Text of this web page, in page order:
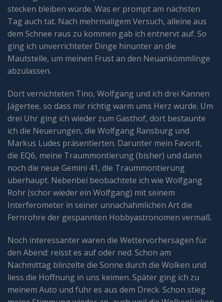
stecken bleiben würde. Was er prompt am nächsten
Tag auch tat. Nach mehrmaligem Versuch, alleine aus
dem Schnee raus zu kommen gab ich entnervt auf. So
ging ich unverrichteter Dinge hinunter an die
Mautstelle, um meinen Frust an den Neuankömmlinge
abzulassen.
Dort vernichteten Tino, Wolfgang und ich drei Kannen
Jägertee, so dass mir richtig warm ums Herz wurde. Um
drei Uhr ging ich wieder zum Gasthof, dort bestaunte
ich die Neuerungen, die Wolfgang Ransburg und
Markus Ludes präsentierten. Darunter mein Favorit,
die EQ6, meine Traummontierung (bisher) und dann
noch die neue Gemini 41, die Traummontierung
überhaupt. Nebenbei beobachtete ich wie Wolfgang
Rohr (schor wieder ein Wolfgang) mit seinem
Interferometer in seiner unnachahmlichen Art die
Fernrohre der gespannten Hobbyastronomen vermaß.
Noch interessanter waren die Wettervorhersagen für
den Abend: reisst es auf oder ned. Schon am
Nachmittag blinzelte die Sonne durch die Wolken und
liess die Hoffnung in uns keimen. Später ging ich zu
meinem Auto und fuhr es aus dem Dreck. Schon stieg